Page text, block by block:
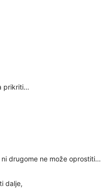
prikriti…
drugome ne može oprostiti…
dalje,